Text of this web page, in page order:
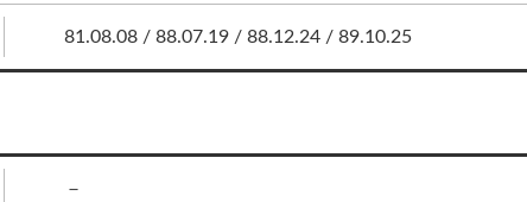
81.08.08 / 88.07.19 / 88.12.24 / 89.10.25
－